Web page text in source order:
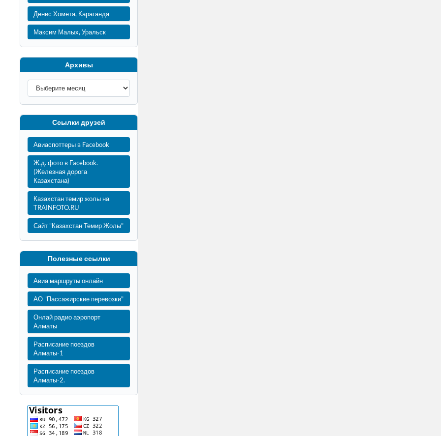
Денис Хомета, Караганда
Максим Малых, Уральск
Архивы
Ссылки друзей
Авиаспоттеры в Facebook
Ж.д. фото в Facebook.
(Железная дорога
Казахстана)
Казахстан темир жолы на
TRAINFOTO.RU
Сайт "Казахстан Темир Жолы"
Полезные ссылки
Авиа маршруты онлайн
АО "Пассажирские перевозки"
Онлай радио аэропорт
Алматы
Расписание поездов
Алматы-1
Расписание поездов
Алматы-2.